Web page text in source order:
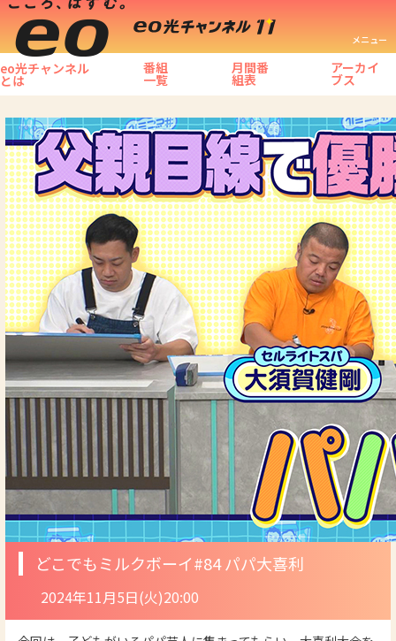
メニュー
eo光チャンネル
とは
番組
一覧
月間番
組表
アーカイ
ブス
どこでもミルクボーイ#84 パパ大喜利
2024年11月5日(火)20:00